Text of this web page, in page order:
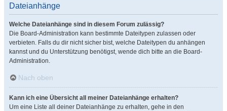
Dateianhänge
Welche Dateianhänge sind in diesem Forum zulässig?
Die Board-Administration kann bestimmte Dateitypen zulassen oder
verbieten. Falls du dir nicht sicher bist, welche Dateitypen du anhängen
kannst und du Unterstützung benötigst, wende dich bitte an die Board-
Administration.
Nach oben
Kann ich eine Übersicht all meiner Dateianhänge erhalten?
Um eine Liste all deiner Dateianhänge zu erhalten, gehe in den